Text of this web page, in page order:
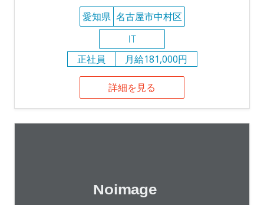
愛知県 名古屋市中村区
IT
正社員
月給181,000円
詳細を見る